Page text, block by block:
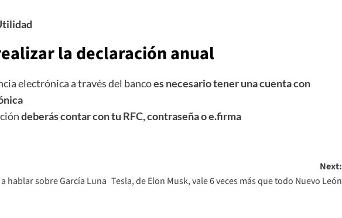
la declaración anual
electrónica a través del bancoes necesario tener una cuenta con
deberás contar con tu RFC, contraseña o e.firma
hablar sobre García Luna
Next:
Tesla, de Elon Musk, vale 6 veces más que todo Nuevo León